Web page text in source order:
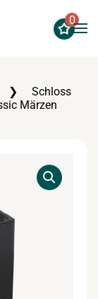
0
Schloss
Märzen